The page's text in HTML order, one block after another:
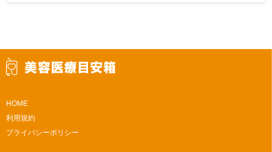
HOME
利用規約
プライバシーポリシー